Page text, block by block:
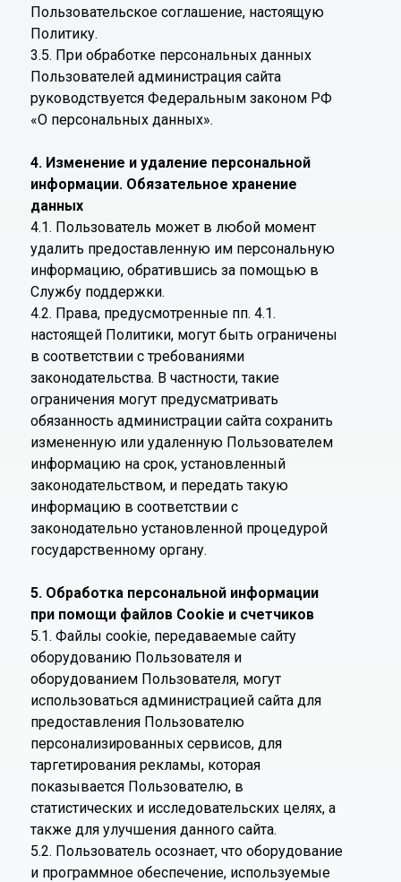
Пользовательское соглашение, настоящую
Политику.
3.5. При обработке персональных данных
Пользователей администрация сайта
руководствуется Федеральным законом РФ
«О персональных данных».
4. Изменение и удаление персональной
информации. Обязательное хранение
данных
4.1. Пользователь может в любой момент
удалить предоставленную им персональную
информацию, обратившись за помощью в
Службу поддержки.
4.2. Права, предусмотренные пп. 4.1.
настоящей Политики, могут быть ограничены
в соответствии с требованиями
законодательства. В частности, такие
ограничения могут предусматривать
обязанность администрации сайта сохранить
измененную или удаленную Пользователем
информацию на срок, установленный
законодательством, и передать такую
информацию в соответствии с
законодательно установленной процедурой
государственному органу.
5. Обработка персональной информации
при помощи файлов Cookie и счетчиков
5.1. Файлы cookie, передаваемые сайту
оборудованию Пользователя и
оборудованием Пользователя, могут
использоваться администрацией сайта для
предоставления Пользователю
персонализированных сервисов, для
таргетирования рекламы, которая
показывается Пользователю, в
статистических и исследовательских целях, а
также для улучшения данного сайта.
5.2. Пользователь осознает, что оборудование
и программное обеспечение, используемые